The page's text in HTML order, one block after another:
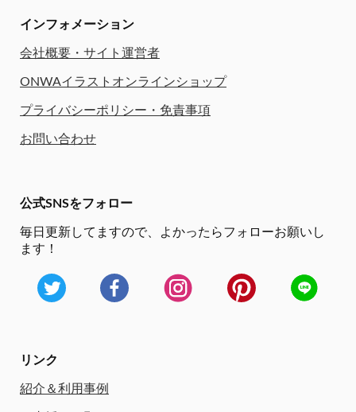
インフォメーション
会社概要・サイト運営者
ONWAイラストオンラインショップ
プライバシーポリシー・免責事項
お問い合わせ
公式SNSをフォロー
毎日更新してますので、
よかったらフォローお願いし
ます！
リンク
紹介＆利用事例